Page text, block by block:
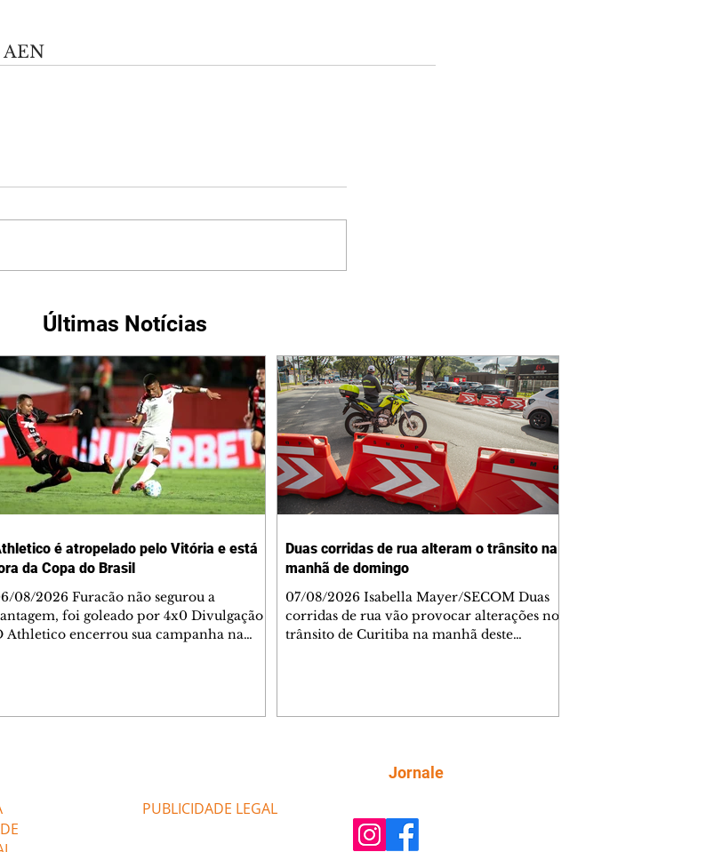
AEN
Últimas Notícias
é atropelado pelo Vitória e está
da Copa do Brasil
08/2026 Furacão não segurou a
foi goleado por 4x0 Divulgação
Athletico encerrou sua campanha na
fecharam a conta no segundo.
por 4×
Duas corridas de rua alteram o trânsito na
manhã de domingo
07/08/2026 Isabella Mayer/SECOM Duas
corridas de rua vão provocar alterações no
trânsito de Curitiba na manhã deste
deslocamentos com antecedência,
respeitem a sinalização provisória e as
utilizando rotas al
PUBLICIDADE LEGAL
Jornale